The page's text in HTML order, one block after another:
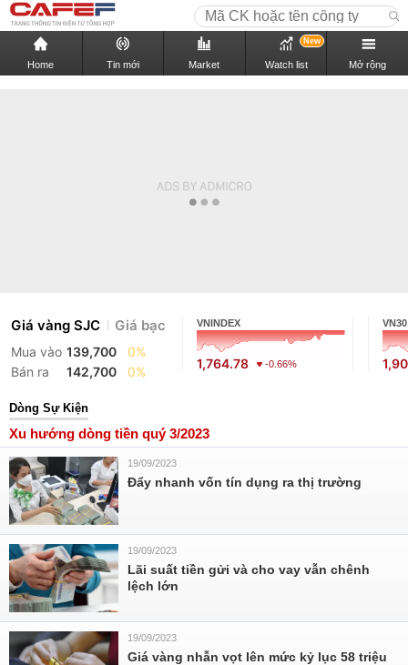
Home Tin mới Market Watch list
New
Mở rộng
Giá vàng SJC Giá bạc
Mua vào 139,700
0%
Bán ra
142,700 0%
VNINDEX
1,764.78 -0.66%
VN30
Dòng Sự Kiện
Xu hướng dòng tiền quý 3/2023
19/09/2023
Đẩy nhanh vốn tín dụng ra thị trường
19/09/2023
Lãi suất tiền gửi và cho vay vẫn chênh
lệch lớn
19/09/2023
Giá vàng nhẫn vọt lên mức kỷ lục 58 triệu